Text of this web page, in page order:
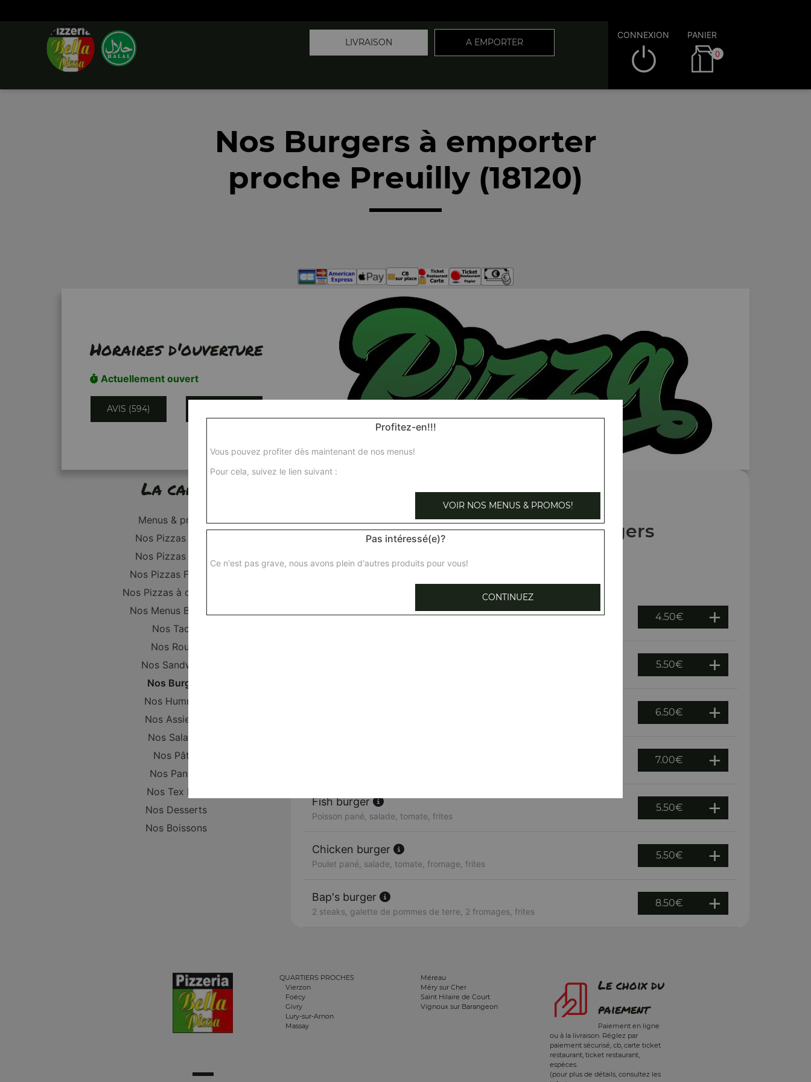
LIVRAISON A EMPORTER
CONNEXION PANIER
0
Nos Burgers à emporter
proche Preuilly (18120)
Horaires d'ouverture
Actuellement ouvert
AVIS (594)
La carte
Menus & promos
Nos Pizzas Junior
Nos Pizzas Senior
Nos Pizzas Familiale
Nos Pizzas à composer
Nos Menus Bambino
Nos Tacos
Nos Roulés
Nos Sandwichs
Nos Burgers
Nos Hummers
Nos Assiettes
Nos Salades
Nos Pâtes
Nos Paninis
Nos Tex Mex
Nos Desserts
Nos Boissons
Nos Burgers
4.50€
5.50€
6.50€
7.00€
Fish burger
Poisson pané, salade, tomate, frites
5.50€
Chicken burger
Poulet pané, salade, tomate, fromage, frites
5.50€
Bap's burger
2 steaks, galette de pommes de terre, 2 fromages, frites
8.50€
QUARTIERS PROCHES
Vierzon
Foëcy
Givry
Lury-sur-Arnon
Massay
Méreau
Méry sur Cher
Saint Hilaire de Court
Vignoux sur Barangeon
Le choix du
paiement
Paiement en ligne
ou à la livraison. Réglez par
paiement sécurisé, cb, carte ticket
restaurant, ticket restaurant,
espèces.
(pour plus de détails, consultez les
Profitez-en!!!
Vous pouvez profiter dès maintenant de nos menus!
Pour cela, suivez le lien suivant :
VOIR NOS MENUS & PROMOS!
Pas intéressé(e)?
Ce n'est pas grave, nous avons plein d'autres produits pour vous!
CONTINUEZ